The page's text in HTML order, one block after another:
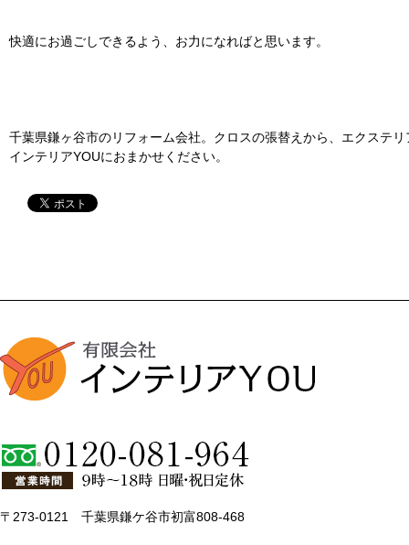
快適にお過ごしできるよう、お力になればと思います。
千葉県鎌ヶ谷市のリフォーム会社。クロスの張替えから、エクステ
インテリアYOUにおまかせください。
〒273-0121 千葉県鎌ケ谷市初富808-468